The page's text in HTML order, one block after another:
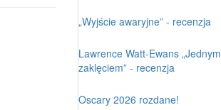
„Wyjście awaryjne” - recenzja
Lawrence Watt-Ewans „Jednym
zaklęciem” - recenzja
Oscary 2026 rozdane!